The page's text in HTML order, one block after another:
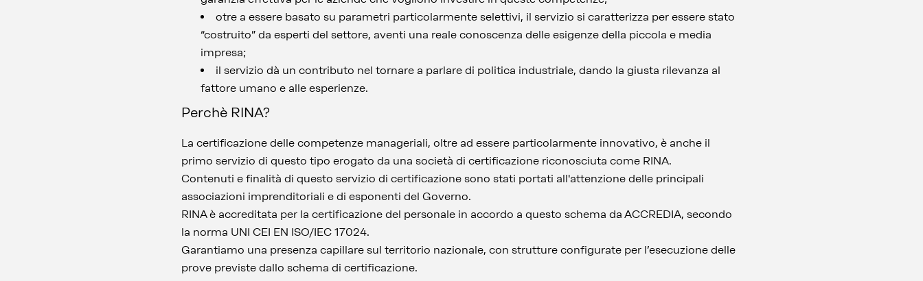
otre a essere basato su parametri particolarmente selettivi, il servizio si caratterizza per essere stato
“costruito” da esperti del settore, aventi una reale conoscenza delle esigenze della piccola e media
impresa;
il servizio dà un contributo nel tornare a parlare di politica industriale, dando la giusta rilevanza al
fattore umano e alle esperienze.
Perchè RINA?
La certificazione delle competenze manageriali, oltre ad essere particolarmente innovativo, è anche il
primo servizio di questo tipo erogato da una società di certificazione riconosciuta come RINA.
Contenuti e finalità di questo servizio di certificazione sono stati portati all'attenzione delle principali
associazioni imprenditoriali e di esponenti del Governo.
RINA è accreditata per la certificazione del personale in accordo a questo schema da ACCREDIA, secondo
la norma UNI CEI EN ISO/IEC 17024.
Garantiamo una presenza capillare sul territorio nazionale, con strutture configurate per l’esecuzione delle
prove previste dallo schema di certificazione.